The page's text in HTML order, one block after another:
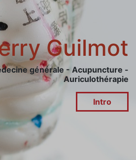
Guilmot
générale - Acupuncture -
Auriculothérapie
Intro